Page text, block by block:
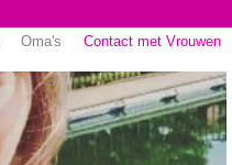
Oma's Contact met Vrouwen